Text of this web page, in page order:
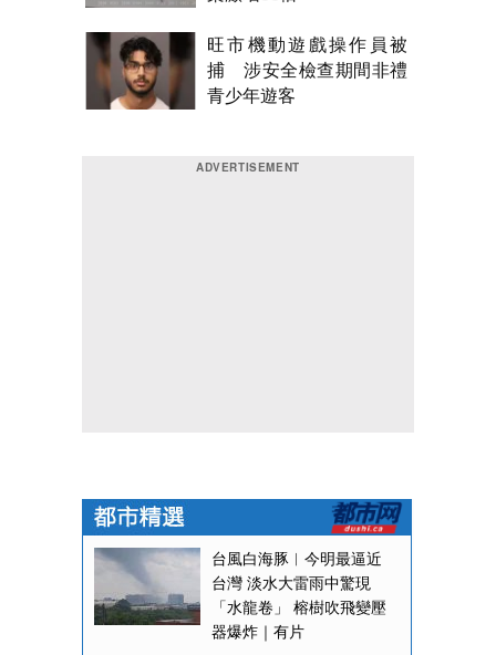
旺市機動遊戲操作員被
捕 涉安全檢查期間非禮
青少年遊客